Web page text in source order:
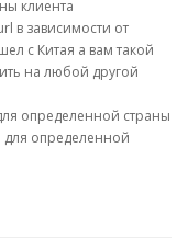
клиента
в зависимости от
с Китая а вам такой
на любой другой
определенной страны
определенной